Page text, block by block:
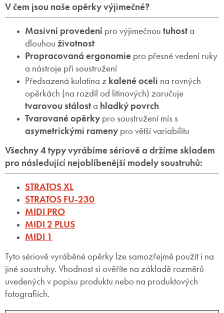
V čem jsou naše opěrky výjimečné?
Masivní provedení pro výjimečnou tuhosta
dlouhou životnost
Propracovaná ergonomie pro přesné vedení ruky
a nástroje při soustružení
Předsazená kulatina z kalené oceli na rovných
opěrkách (na rozdíl od litinových) zaručuje
tvarovou stálosta hladký povrch
Tvarované opěrky pro soustružení mís s
asymetrickými rameny pro větší variabilitu
Všechny 4 typy vyrábíme sériově a držíme skladem
pro následující nejoblíbenější modely soustruhů:
STRATOS XL
STRATOS FU-230
MIDI PRO
MIDI 2 PLUS
MIDI 1
Tyto sériově vyráběné opěrky lze samozřejmě použít i na
jiné soustruhy. Vhodnost si ověříte na základě rozměrů
uvedených v popisu produktu nebo na produktových
fotografiích.